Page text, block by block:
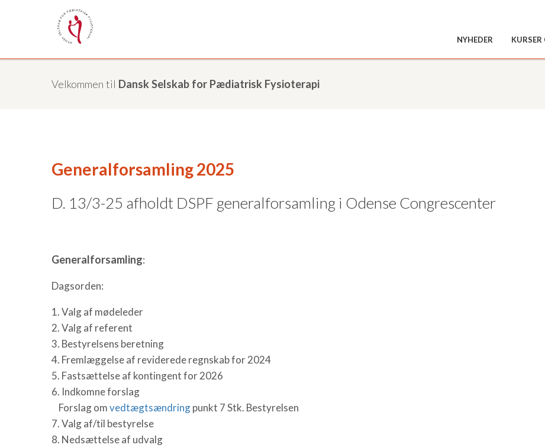
NYHEDER
Velkommen til Dansk Selskab for Pædiatrisk Fysioterapi
Generalforsamling 2025
D. 13/3-25 afholdt DSPF generalforsamling i Odense Congrescenter
Generalforsamling:
Dagsorden:
1. Valg af mødeleder
2. Valg af referent
3. Bestyrelsens beretning
4. Fremlæggelse af reviderede regnskab for 2024
5. Fastsættelse af kontingent for 2026
6. Indkomne forslag
Forslag omvedtægtsændringpunkt 7 Stk. Bestyrelsen
7. Valg af/til bestyrelse
8. Nedsættelse af udvalg